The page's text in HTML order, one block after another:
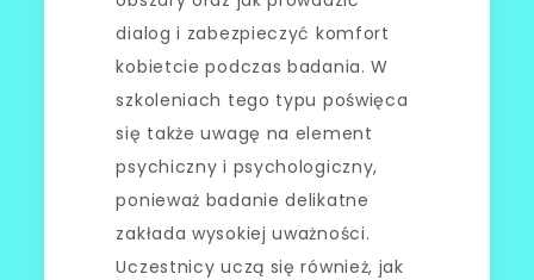
dialog i zabezpieczyć komfort
kobietcie podczas badania. W
szkoleniach tego typu poświęca
się także uwagę na element
psychiczny i psychologiczny,
ponieważ badanie delikatne
zakłada wysokiej uważności.
Uczestnicy uczą się również, jak